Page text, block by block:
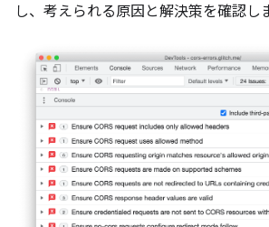
し、考えられる原因と解決策を確認し